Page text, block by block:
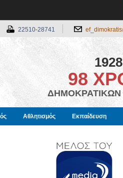
22510-28741
98
Αθλητισμός Εκπαίδευση